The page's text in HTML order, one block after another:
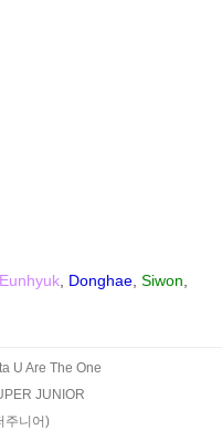
Eunhyuk Donghae Siwon
U Are The One
JUNIOR
주니어)